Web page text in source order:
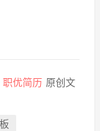
职优简历 原创文